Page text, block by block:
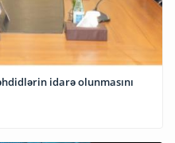
idarə olunmasını